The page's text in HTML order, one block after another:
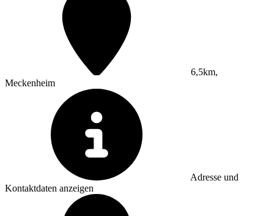
6,5km,
Meckenheim
Adresse und
Kontaktdaten anzeigen